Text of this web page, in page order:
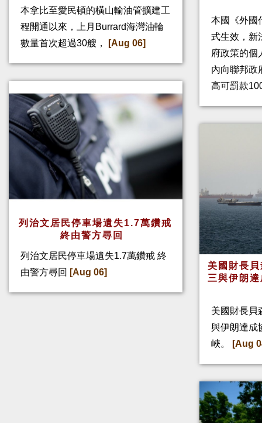
本拿比至愛民頓的橫山輸油管擴建工
程開通以來，上月Burrard海灣油輪
數量首次超過30艘，
[Aug 06]
列治文居民停車場遺失1.7萬鑽戒
終由警方尋回
列治文居民停車場遺失1.7萬鑽戒 終
由警方尋回 [Aug 06]
本國《外國
式生效，新
府政策的個
內向聯邦政
高可罰款
美國財長
三與伊朗
美國財長貝
與伊朗達成
峽。
[Aug